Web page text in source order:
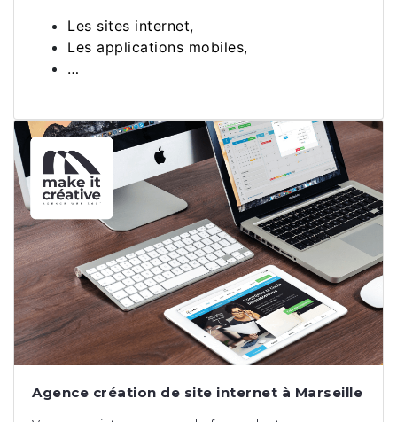
Les sites internet,
Les applications mobiles,
…
Agence création de site internet à Marseille